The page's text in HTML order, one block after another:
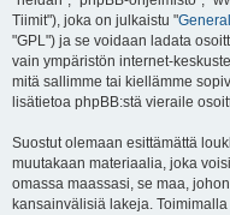
Tiimit"), joka on julkaistu "
"GPL") ja se voidaan ladata
vain ympäristön internet-
mitä sallimme tai kiellämme
lisätietoa phpBB:stä vieraile
Suostut olemaan esittämättä
muutakaan materiaalia, joka
omassa maassasi, se maa,
kansainvälisiä lakeja.